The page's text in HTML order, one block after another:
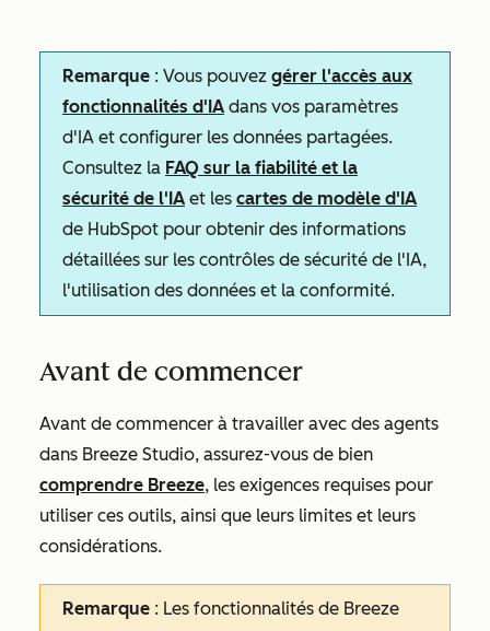
Remarque : Vous pouvez gérer l'accès aux
fonctionnalités d'IA dans vos paramètres
d'IA et configurer les données partagées.
Consultez la FAQ sur la fiabilité et la
sécurité de l'IA et les cartes de modèle d'IA
de HubSpot pour obtenir des informations
détaillées sur les contrôles de sécurité de l'IA,
l'utilisation des données et la conformité.
Avant de commencer
Avant de commencer à travailler avec des agents
dans Breeze Studio, assurez-vous de bien
comprendre Breeze, les exigences requises pour
utiliser ces outils, ainsi que leurs limites et leurs
considérations.
Remarque : Les fonctionnalités de Breeze